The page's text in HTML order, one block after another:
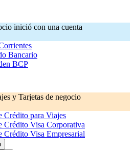
inició con una cuenta
Bancario
BCP
y Tarjetas de negocio
Crédito para Viajes
Crédito Visa Corporativa
Crédito Visa Empresarial